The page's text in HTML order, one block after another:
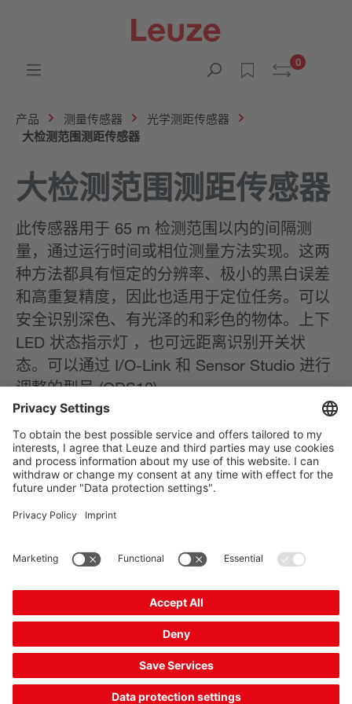
0
产品 测量传感器
光学测距传感器
大检测范围测距传感器
大检测范围测距传感器
此传感器用于 65 m 检测范围以内的间隔测
量，通过运行时间或相位测量方法实现。这两
种方法都具有恒定的分辨率、极小的黑白误差
和高重复精度，因此也适用于定位任务。可以
安全识别深色、有光泽的和彩色的物体。上下
LED 状态指示灯 ，也可远距离识别开关状
态。可以通过 I/O-Link 和 Sensor Studio 进行
调整的型号 (ODS10)。
The Sensor People
相关链接
时事通讯
Cookie 设置 版本说明
CE